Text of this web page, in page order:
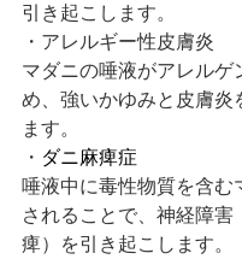
引き起こします。
・アレルギー性皮膚炎
マダニの唾液がアレルゲ
め、強いかゆみと皮膚炎
ます。
・ ダニ麻痺症
唾液中に毒性物質を含む
されることで、神経障害
痺）を引き起こします。